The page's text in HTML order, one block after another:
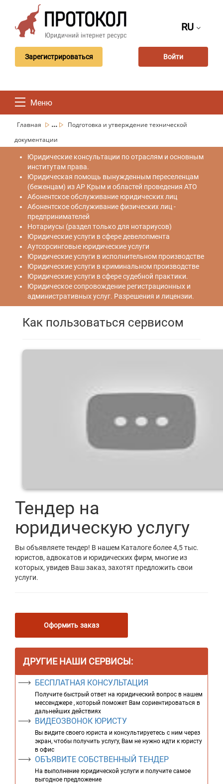
RU
Зарегистрироваться Войти
Меню
Главная ...
Подготовка и утверждение технической
документации
Юридические консультации по отраслям и основным
институтам права.
Юридическая помощь вынужденным переселенцам
(беженцам) из АР Крым и областей проведения АТО
Абонентское обслуживание юридических лиц
Абонентское обслуживание физических лиц -
предпринимателей
Нотариусы (раздел только для нотариусов)
Юридические услуги в сфере девелопмента
Аутсорсинговые юридические услуги
Юридические услуги в исполнительном производстве
Юридические услуги в криминальном производстве
Юридические услуги в сфере судебной практики.
Юридическое сопровождение регистрационных и
административных услуг. Разрешения и лицензии.
Как пользоваться сервисом
Тендер на
юридическую услугу
Вы объявляете тендер! В нашем Каталоге более 4,5 тыс.
юристов, адвокатов и юридических фирм, многие из
которых, увидев Ваш заказ, захотят предложить свои
услуги.
Оформить заказ
ДРУГИЕ НАШИ СЕРВИСЫ:
БЕСПЛАТНАЯ КОНСУЛЬТАЦИЯ
Получите быстрый ответ на юридический вопрос в нашем
мессенджере , который поможет Вам сориентироваться в
дальнейших действиях
ВИДЕОЗВОНОК ЮРИСТУ
Вы видите своего юриста и консультируетесь с ним через
экран, чтобы получить услугу, Вам не нужно идти к юристу
в офис
ОБЪЯВИТЕ СОБСТВЕННЫЙ ТЕНДЕР
На выполнение юридической услуги и получите самое
выгодное предложение